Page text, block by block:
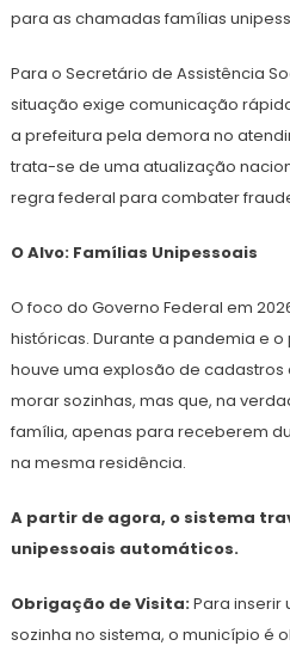
para as chamadas famílias
Para o Secretário de Assistência
situação exige comunicação
a prefeitura pela demora no
trata-se de uma atualização
regra federal para combater
O Alvo: Famílias Unipessoais
O foco do Governo Federal em
históricas. Durante a pandemia e
houve uma explosão de
morar sozinhas, mas que, na
família, apenas para receberem
na mesma residência.
A partir de agora, o sistema
unipessoais automáticos.
Obrigação de Visita:Para inserir
sozinha no sistema, o município é